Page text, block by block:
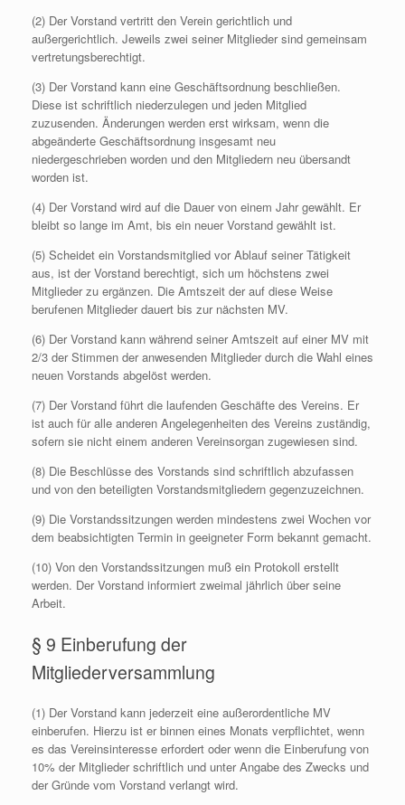
(2) Der Vorstand vertritt den Verein gerichtlich und
außergerichtlich. Jeweils zwei seiner Mitglieder sind gemeinsam
vertretungsberechtigt.
(3) Der Vorstand kann eine Geschäftsordnung beschließen.
Diese ist schriftlich niederzulegen und jeden Mitglied
zuzusenden. Änderungen werden erst wirksam, wenn die
abgeänderte Geschäftsordnung insgesamt neu
niedergeschrieben worden und den Mitgliedern neu übersandt
worden ist.
(4) Der Vorstand wird auf die Dauer von einem Jahr gewählt. Er
bleibt so lange im Amt, bis ein neuer Vorstand gewählt ist.
(5) Scheidet ein Vorstandsmitglied vor Ablauf seiner Tätigkeit
aus, ist der Vorstand berechtigt, sich um höchstens zwei
Mitglieder zu ergänzen. Die Amtszeit der auf diese Weise
berufenen Mitglieder dauert bis zur nächsten MV.
(6) Der Vorstand kann während seiner Amtszeit auf einer MV mit
2/3 der Stimmen der anwesenden Mitglieder durch die Wahl eines
neuen Vorstands abgelöst werden.
(7) Der Vorstand führt die laufenden Geschäfte des Vereins. Er
ist auch für alle anderen Angelegenheiten des Vereins zuständig,
sofern sie nicht einem anderen Vereinsorgan zugewiesen sind.
(8) Die Beschlüsse des Vorstands sind schriftlich abzufassen
und von den beteiligten Vorstandsmitgliedern gegenzuzeichnen.
(9) Die Vorstandssitzungen werden mindestens zwei Wochen vor
dem beabsichtigten Termin in geeigneter Form bekannt gemacht.
(10) Von den Vorstandssitzungen muß ein Protokoll erstellt
werden. Der Vorstand informiert zweimal jährlich über seine
Arbeit.
§ 9 Einberufung der
Mitgliederversammlung
(1) Der Vorstand kann jederzeit eine außerordentliche MV
einberufen. Hierzu ist er binnen eines Monats verpflichtet, wenn
es das Vereinsinteresse erfordert oder wenn die Einberufung von
10% der Mitglieder schriftlich und unter Angabe des Zwecks und
der Gründe vom Vorstand verlangt wird.